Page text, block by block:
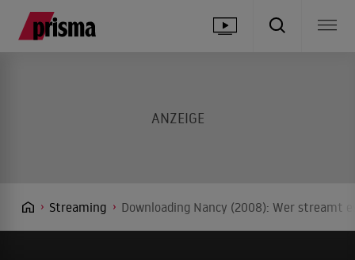
Streaming Downloading Nancy (2008): Wer streamt